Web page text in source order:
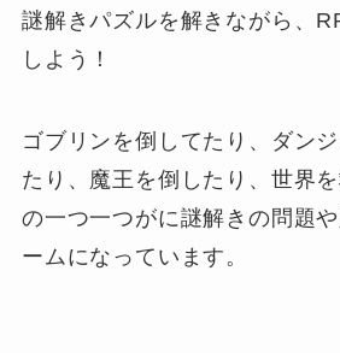
謎解きパズルを解きながら、
しよう！
ゴブリンを倒してたり、ダン
たり、魔王を倒したり、世界
の一つ一つがに謎解きの問題
ームになっています。